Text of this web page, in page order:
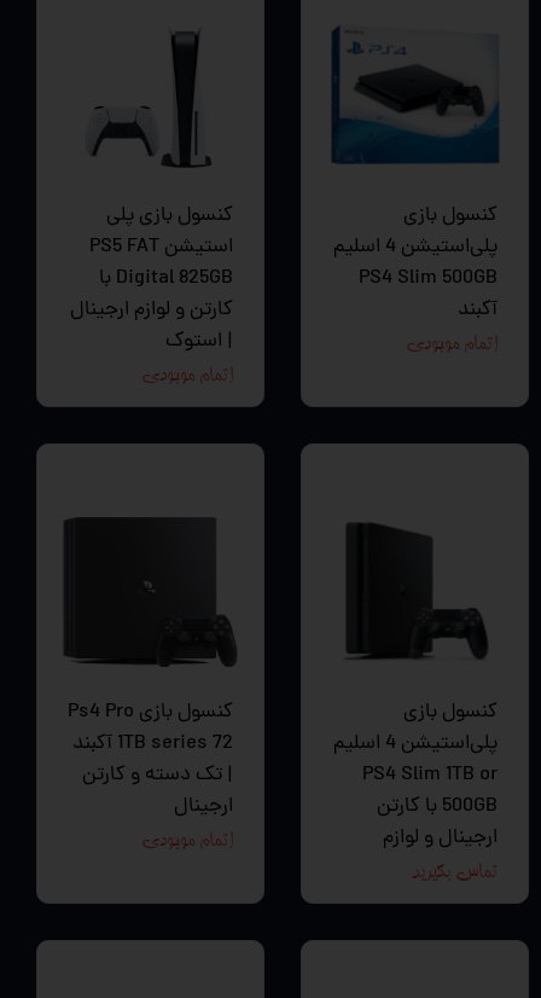
کنسول بازی
پلی‌استیشن 4 اسلیم
PS4 Slim 500GB
آکبند
اتمام موجودی
کنسول بازی پلی
استیشن PS5 FAT
Digital 825GB با
کارتن و لوازم ارجینال
| استوک
اتمام موجودی
کنسول بازی
پلی‌استیشن 4 اسلیم
PS4 Slim 1TB or
500GB با کارتن
ارجینال و لوازم
تماس بگیرید
کنسول بازی Ps4 Pro
1TB series 72 آکبند
| تک دسته و کارتن
ارجینال
اتمام موجودی